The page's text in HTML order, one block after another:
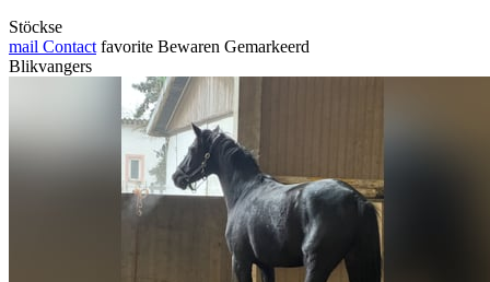
Stöckse
mail Contact favorite Bewaren Gemarkeerd
Blikvangers